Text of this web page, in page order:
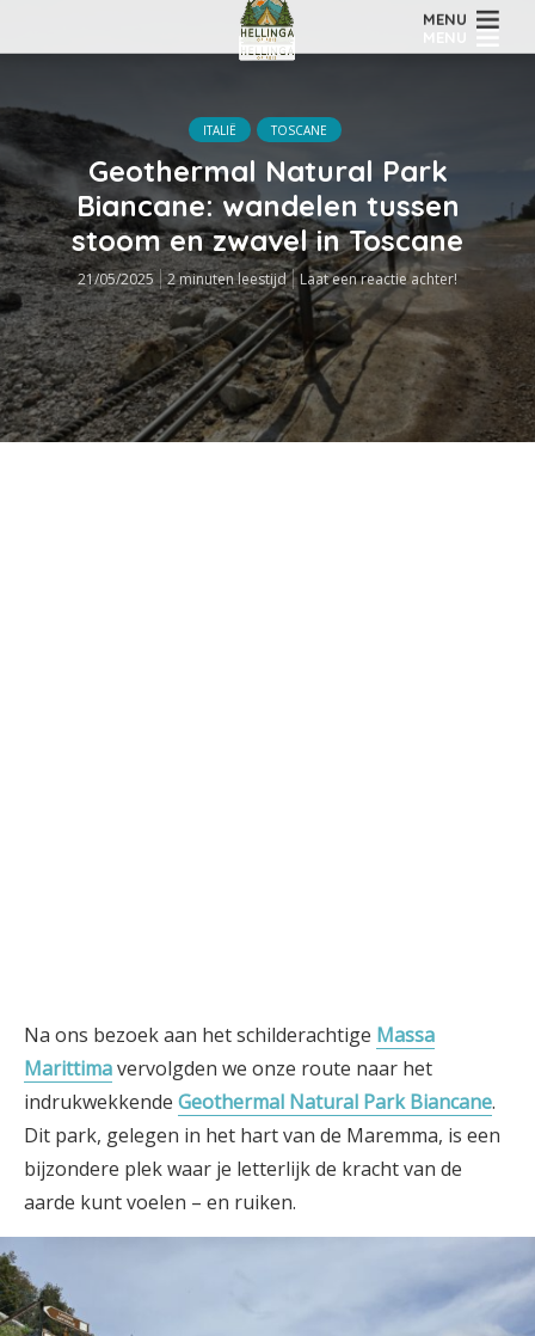
ITALIË TOSCANE
Geothermal Natural Park
Biancane: wandelen tussen
stoom en zwavel in Toscane
21/05/2025 2 minuten leestijd Laat een reactie achter!
Na ons bezoek aan het schilderachtige Massa
Marittimavervolgden we onze route naar het
indrukwekkende Geothermal Natural Park Biancane.
Dit park, gelegen in het hart van de Maremma, is een
bijzondere plek waar je letterlijk de kracht van de
aarde kunt voelen – en ruiken.